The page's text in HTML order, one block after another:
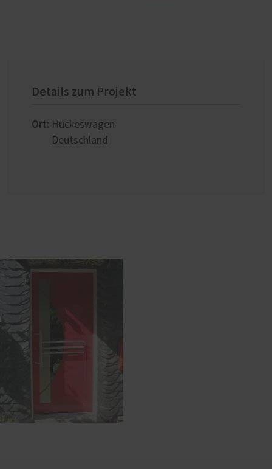
Details zum Projekt
Ort: Hückeswagen
Deutschland